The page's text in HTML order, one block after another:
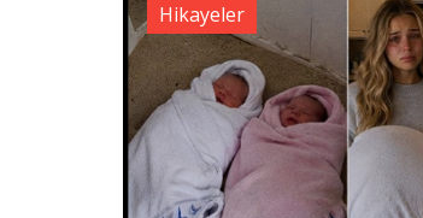
Hikayeler